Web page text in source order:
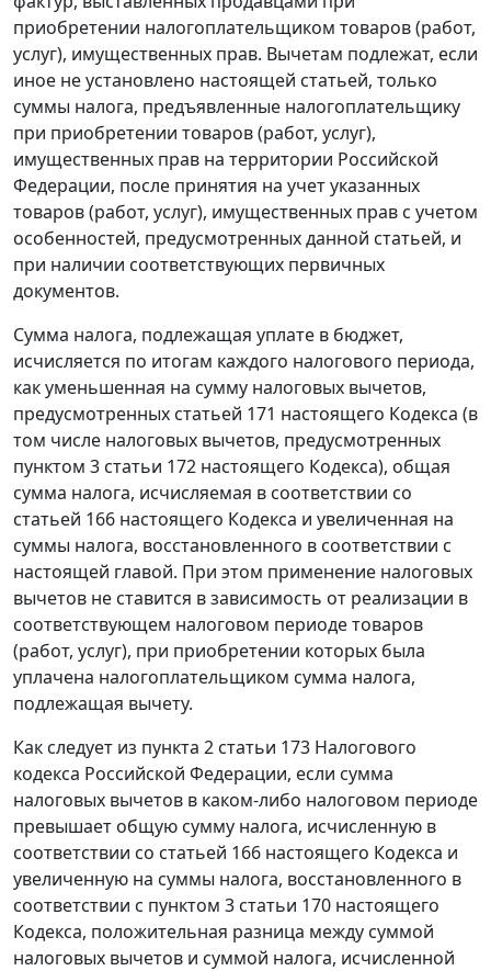
приобретении налогоплательщиком товаров (работ,
услуг), имущественных прав. Вычетам подлежат, если
иное не установлено настоящей статьей, только
суммы налога, предъявленные налогоплательщику
при приобретении товаров (работ, услуг),
имущественных прав на территории Российской
Федерации, после принятия на учет указанных
товаров (работ, услуг), имущественных прав с учетом
особенностей, предусмотренных данной статьей, и
при наличии соответствующих первичных
документов.
Сумма налога, подлежащая уплате в бюджет,
исчисляется по итогам каждого налогового периода,
как уменьшенная на сумму налоговых вычетов,
предусмотренных статьей 171 настоящего Кодекса (в
том числе налоговых вычетов, предусмотренных
пунктом 3 статьи 172 настоящего Кодекса), общая
сумма налога, исчисляемая в соответствии со
статьей 166 настоящего Кодекса и увеличенная на
суммы налога, восстановленного в соответствии с
настоящей главой. При этом применение налоговых
вычетов не ставится в зависимость от реализации в
соответствующем налоговом периоде товаров
(работ, услуг), при приобретении которых была
уплачена налогоплательщиком сумма налога,
подлежащая вычету.
Как следует из пункта 2 статьи 173 Налогового
кодекса Российской Федерации, если сумма
налоговых вычетов в каком-либо налоговом периоде
превышает общую сумму налога, исчисленную в
соответствии со статьей 166 настоящего Кодекса и
увеличенную на суммы налога, восстановленного в
соответствии с пунктом 3 статьи 170 настоящего
Кодекса, положительная разница между суммой
налоговых вычетов и суммой налога, исчисленной